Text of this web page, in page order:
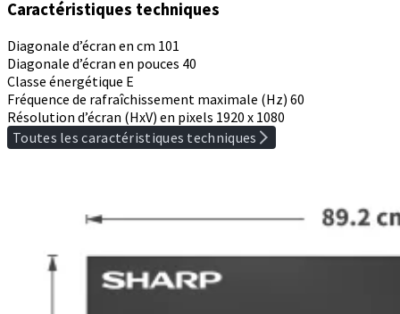
Caractéristiques techniques
Diagonale d’écran en cm 101
Diagonale d’écran en pouces 40
Classe énergétique E
Fréquence de rafraîchissement maximale (Hz) 60
Résolution d’écran (HxV) en pixels 1920 x 1080
Toutes les caractéristiques techniques